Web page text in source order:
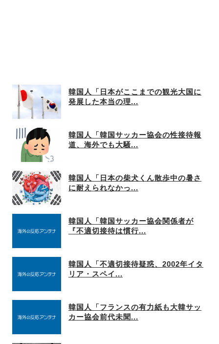
韓国人「日本がここまでの観光大国に
発展した本当の理...
韓国人「韓国サッカー協会の性接待報
道、海外でも大騒...
韓国人「日本の柴犬くん散歩中の暑さ
に耐えられなかっ...
韓国人「韓国サッカー協会関係者が
『不適切接待は慣行...
韓国人「不適切接待疑惑、2002年イタ
リア・スペイ...
韓国人「フランスの有力紙も大韓サッ
カー協会前代未聞...